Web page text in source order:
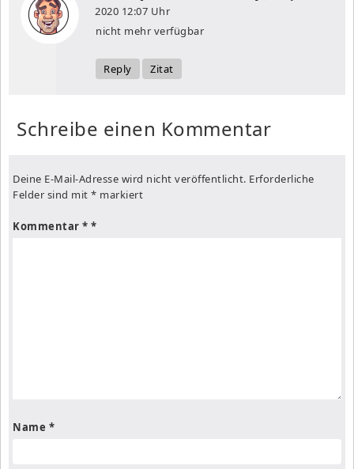
2020 12:07 Uhr
nicht mehr verfügbar
Reply Zitat
Schreibe einen Kommentar
Deine E-Mail-Adresse wird nicht veröffentlicht. Erforderliche
Felder sind mit * markiert
Kommentar *
Name *